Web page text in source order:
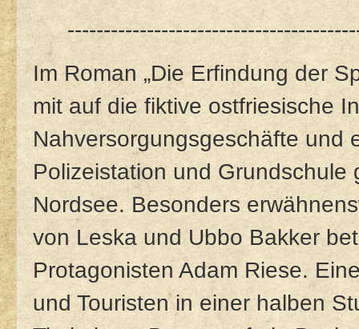
Im Roman „Die Erfindung der
mit auf die fiktive ostfriesische
Nahversorgungsgeschäfte und
Polizeistation und
Nordsee. Besonders
von Leska und Ubbo Bakker
Protagonisten Adam Riese.
und Touristen in einer halben